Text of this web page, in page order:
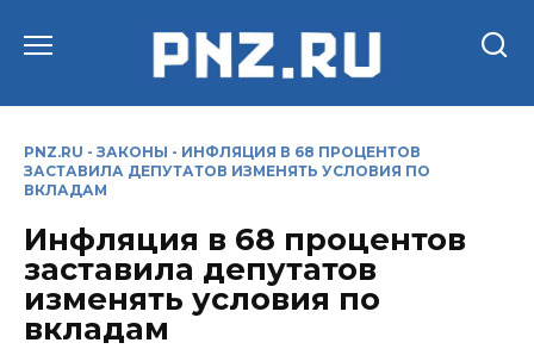
PNZ.RU - ЗАКОНЫ - ИНФЛЯЦИЯ В 68 ПРОЦЕНТОВ
ЗАСТАВИЛА ДЕПУТАТОВ ИЗМЕНЯТЬ УСЛОВИЯ ПО
ВКЛАДАМ
Инфляция в 68 процентов
заставила депутатов
изменять условия по
вкладам